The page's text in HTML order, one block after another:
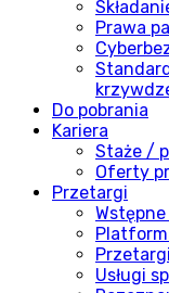
Prawa
Do pobrania
Kariera
Staże /
Oferty
Przetargi
Usługi